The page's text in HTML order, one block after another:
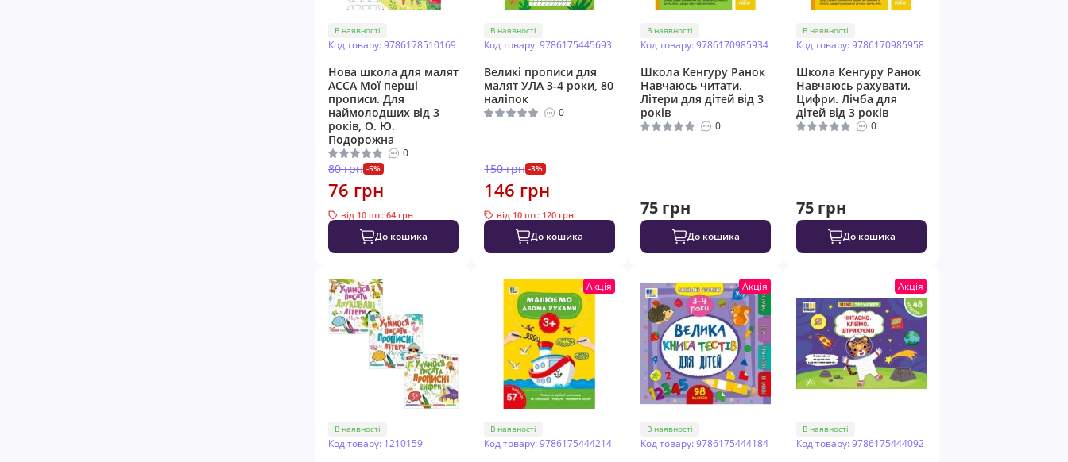
В наявності
Код товару: 9786178510169
Нова школа для малят
АССА Мої перші
прописи. Для
наймолодших від 3
років, О. Ю.
Подорожна
0
80 грн -5%
76 грн
від 10 шт: 64 грн
До кошика
В наявності
Код товару: 9786175445693
Великі прописи для
малят УЛА 3-4 роки, 80
наліпок
0
150 грн -3%
146 грн
від 10 шт: 120 грн
До кошика
В наявності
Код товару: 9786170985934
Школа Кенгуру Ранок
Навчаюсь читати.
Літери для дітей від 3
років
0
75 грн
До кошика
В наявності
Код товару: 9786170985958
Школа Кенгуру Ранок
Навчаюсь рахувати.
Цифри. Лічба для
дітей від 3 років
0
75 грн
До кошика
В наявності
Код товару: 1210159
Акція
В наявності
Код товару: 9786175444214
Акція
В наявності
Код товару: 9786175444184
Акція
В наявності
Код товару: 9786175444092